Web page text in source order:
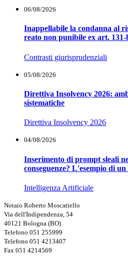
06/08/2026
Inappellabile la condanna al
reato non punibile ex art. 131-
Contrasti giurisprudenziali
05/08/2026
Direttiva Insolvency 2026:
sistematiche
Direttiva Insolvency 2026
04/08/2026
Inserimento di prompt sleali
conseguenze? L'esempio di
Intelligenza Artificiale
Notaio Roberto Moscatiello
Via dell'Indipendenza, 54
40121 Bologna (BO)
Telefono 051 255999
Telefono 051 4213407
Fax 051 4214569